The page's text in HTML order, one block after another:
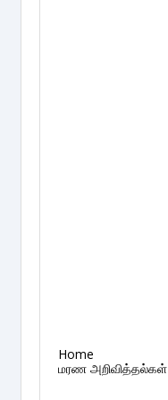
Home
மரண அறிவித்தல்கள்